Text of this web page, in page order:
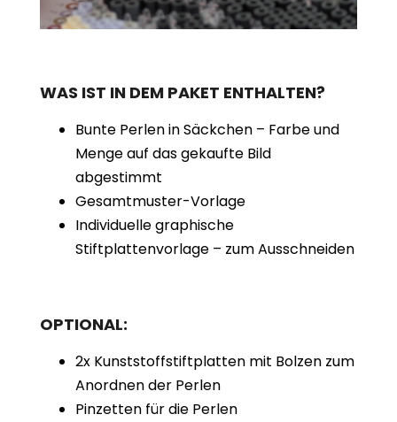
WAS IST IN DEM PAKET ENTHALTEN?
Bunte Perlen in Säckchen – Farbe und
Menge auf das gekaufte Bild
abgestimmt
Gesamtmuster-Vorlage
Individuelle graphische
Stiftplattenvorlage – zum Ausschneiden
OPTIONAL:
2x Kunststoffstiftplatten mit Bolzen zum
Anordnen der Perlen
Pinzetten für die Perlen